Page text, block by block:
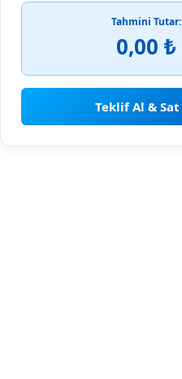
Tahmini Tutar:
0,00 ₺
Teklif Al & Sat